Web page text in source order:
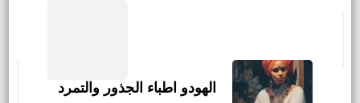
التدوينات
الهودو اطباء الجذور والتمرد